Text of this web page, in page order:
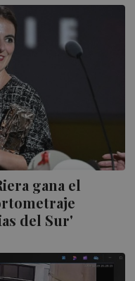
gana el
del Sur'